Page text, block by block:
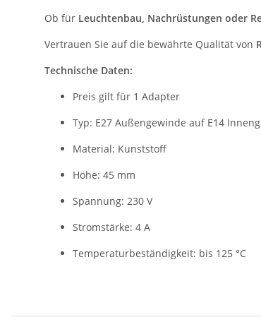
Ob für Leuchtenbau, Nachrüstungen oder
Vertrauen Sie auf die bewährte Qualität von
Technische Daten:
Preis gilt für 1 Adapter
Typ: E27 Außengewinde auf E14
Material: Kunststoff
Höhe: 45 mm
Spannung: 230 V
Stromstärke: 4 A
Temperaturbeständigkeit: bis 125 °C